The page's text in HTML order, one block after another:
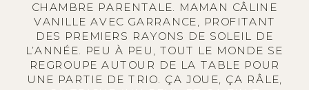
CHAMBRE PARENTALE. MAMAN CÂLINE
VANILLE AVEC GARRANCE, PROFITANT
DES PREMIERS RAYONS DE SOLEIL DE
L’ANNÉE. PEU À PEU, TOUT LE MONDE SE
REGROUPE AUTOUR DE LA TABLE POUR
UNE PARTIE DE TRIO. ÇA JOUE, ÇA RÂLE,